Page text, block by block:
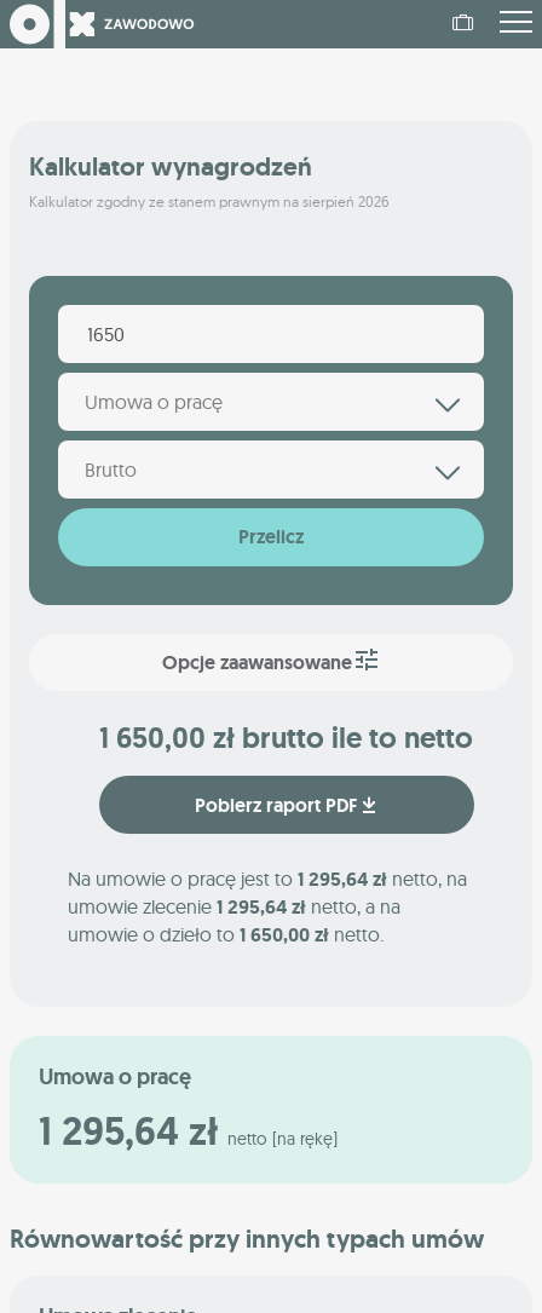
Kalkulator wynagrodzeń
Kalkulator zgodny ze stanem prawnym na sierpień 2026
Umowa o pracę
Brutto
Przelicz
Opcje zaawansowane
1 650,00 zł brutto ile to netto
Pobierz raport PDF
Na umowie o pracę jest to 1 295,64 zł netto, na
umowie zlecenie 1 295,64 zł netto, a na
umowie o dzieło to 1 650,00 zł netto.
Umowa o pracę
1 295,64 zł netto [na rękę]
Równowartość przy innych typach umów